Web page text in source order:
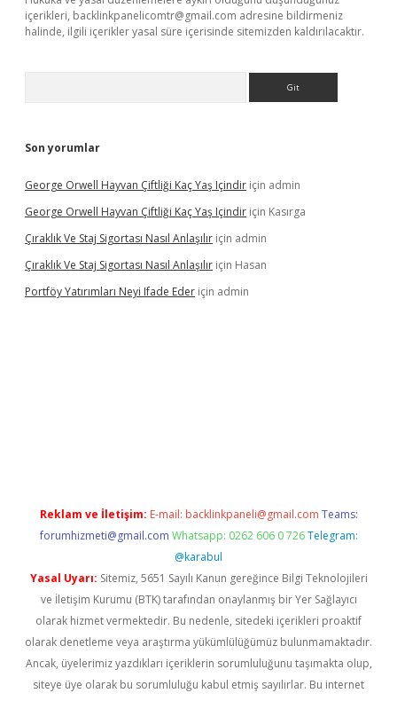
içerikleri, backlinkpanelicomtr@gmail.com adresine bildirmeniz
halinde, ilgili içerikler yasal süre içerisinde sitemizden kaldırılacaktır.
Son yorumlar
George Orwell Hayvan Çiftliği Kaç Yaş Içindir için admin
George Orwell Hayvan Çiftliği Kaç Yaş Içindir için Kasırga
Çıraklık Ve Staj Sigortası Nasıl Anlaşılır için admin
Çıraklık Ve Staj Sigortası Nasıl Anlaşılır için Hasan
Portföy Yatırımları Neyi Ifade Eder için admin
Reklam ve İletişim: E-mail: backlinkpaneli@gmail.com Teams:
forumhizmeti@gmail.com Whatsapp: 0262 606 0 726 Telegram:
@karabul
Yasal Uyarı: Sitemiz, 5651 Sayılı Kanun gereğince Bilgi Teknolojileri
ve İletişim Kurumu (BTK) tarafından onaylanmış bir Yer Sağlayıcı
olarak hizmet vermektedir. Bu nedenle, sitedeki içerikleri proaktif
olarak denetleme veya araştırma yükümlülüğümüz bulunmamaktadır.
Ancak, üyelerimiz yazdıkları içeriklerin sorumluluğunu taşımakta olup,
siteye üye olarak bu sorumluluğu kabul etmiş sayılırlar. Bu internet